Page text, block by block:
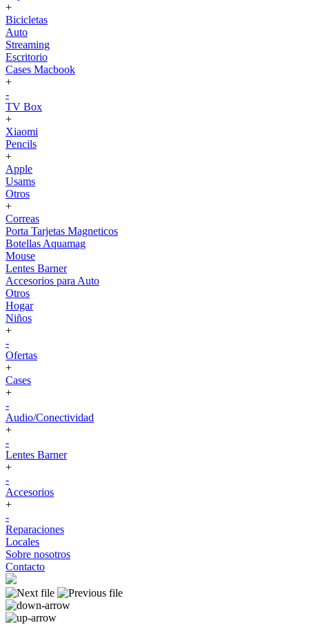
+
Bicicletas
Auto
Streaming
Escritorio
Cases Macbook
+
-
TV Box
+
Xiaomi
Pencils
+
Apple
Usams
Otros
+
Correas
Porta Tarjetas Magneticos
Botellas Aquamag
Mouse
Lentes Barner
Accesorios para Auto
Otros
Hogar
Niños
+
-
Ofertas
+
Cases
+
-
Audio/Conectividad
+
-
Lentes Barner
+
-
Accesorios
+
-
Reparaciones
Locales
Sobre nosotros
Contacto